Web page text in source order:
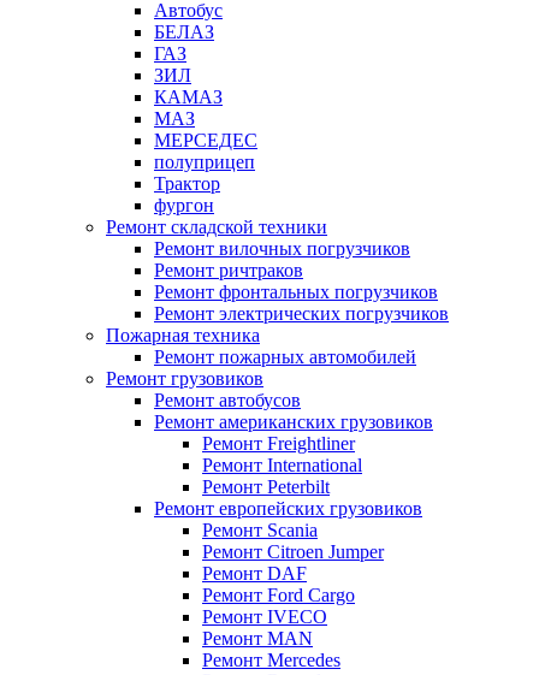
Автобус
БЕЛАЗ
ГАЗ
ЗИЛ
КАМАЗ
МАЗ
МЕРСЕДЕС
полуприцеп
Трактор
фургон
Ремонт складской техники
Ремонт вилочных погрузчиков
Ремонт ричтраков
Ремонт фронтальных погрузчиков
Ремонт электрических погрузчиков
Пожарная техника
Ремонт пожарных автомобилей
Ремонт грузовиков
Ремонт автобусов
Ремонт американских грузовиков
Ремонт Freightliner
Ремонт International
Ремонт Peterbilt
Ремонт европейских грузовиков
Ремонт Scania
Ремонт Citroen Jumper
Ремонт DAF
Ремонт Ford Cargo
Ремонт IVECO
Ремонт MAN
Ремонт Mercedes